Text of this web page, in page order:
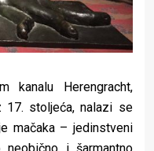
kanalu Herengracht,
17. stoljeća, nalazi se
mačaka – jedinstveni